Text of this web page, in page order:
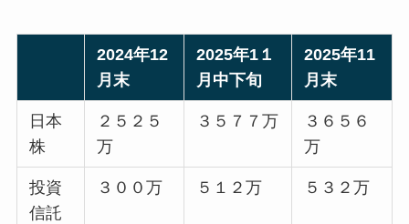
2024年12
月末
2025年1１
月中下旬
2025年11
月末
日本
株
２５２５
万
３５７７万
３６５６
万
投資
信託
３００万 ５１２万 ５３２万